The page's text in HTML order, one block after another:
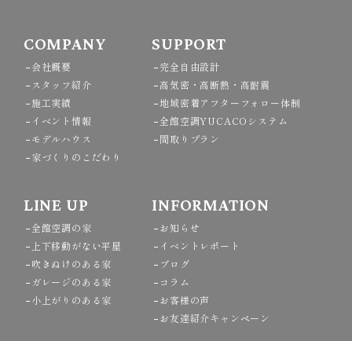
COMPANY
会社概要
スタッフ紹介
施工実績
イベント情報
モデルハウス
家づくりのこだわり
SUPPORT
完全自由設計
高気密・高断熱・高耐震
地域密着アフターフォロー体制
全館空調YUCACOシステム
間取りプラン
LINE UP
全館空調の家
上下移動がない平屋
吹きぬけのある家
ガレージのある家
小上がりのある家
INFORMATION
お知らせ
イベントレポート
ブログ
コラム
お客様の声
お友達紹介キャンペーン